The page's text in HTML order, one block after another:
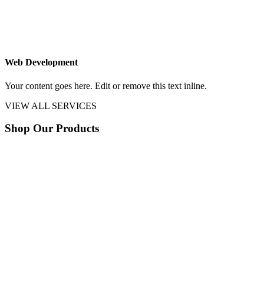
Web Development
Your content goes here. Edit or remove this text inline.
VIEW ALL SERVICES
Shop Our Products